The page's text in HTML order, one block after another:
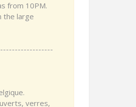
from 10PM.
the large
verres,